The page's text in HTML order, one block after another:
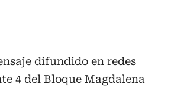
difundido en redes
4 del Bloque Magdalena